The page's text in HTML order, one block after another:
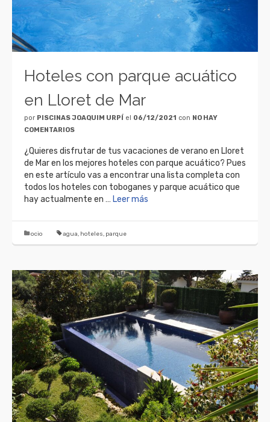
Hoteles con parque acuático
en Lloret de Mar
por PISCINAS JOAQUIM URPÍ el 06/12/2021 con NO HAY
COMENTARIOS
¿Quieres disfrutar de tus vacaciones de verano en Lloret
de Mar en los mejores hoteles con parque acuático? Pues
en este artículo vas a encontrar una lista completa con
todos los hoteles con toboganes y parque acuático que
hay actualmente en … Leer más
ocio agua, hoteles, parque